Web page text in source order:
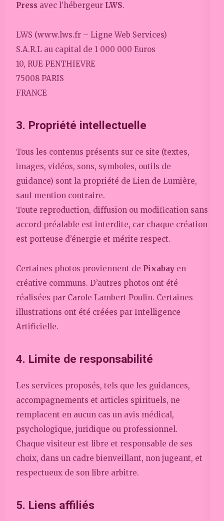
Press avec l’hébergeur LWS.
LWS (www.lws.fr – Ligne Web Services)
S.A.R.L au capital de 1 000 000 Euros
10, RUE PENTHIEVRE
75008 PARIS
FRANCE
3. Propriété intellectuelle
Tous les contenus présents sur ce site (textes,
images, vidéos, sons, symboles, outils de
guidance) sont la propriété de Lien de Lumière,
sauf mention contraire.
Toute reproduction, diffusion ou modification sans
accord préalable est interdite, car chaque création
est porteuse d’énergie et mérite respect.
Certaines photos proviennent de Pixabay en
créative communs. D’autres photos ont été
réalisées par Carole Lambert Poulin. Certaines
illustrations ont été créées par Intelligence
Artificielle.
4. Limite de responsabilité
Les services proposés, tels que les guidances,
accompagnements et articles spirituels, ne
remplacent en aucun cas un avis médical,
psychologique, juridique ou professionnel.
Chaque visiteur est libre et responsable de ses
choix, dans un cadre bienveillant, non jugeant, et
respectueux de son libre arbitre.
5. Liens affiliés